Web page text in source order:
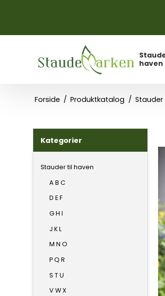
haven
Forside / Produktkatalog / Stauder
Kategorier
Stauder til haven
A B C
D E F
G H I
J K L
M N O
P Q R
S T U
V W X